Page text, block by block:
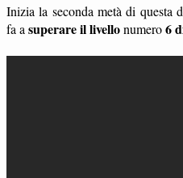
Inizia la seconda metà di questa
fa a superare il livellonumero6